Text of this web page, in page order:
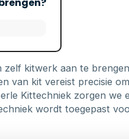
zelf kitwerk aan te
van kit vereist precisie
Kittechniek zorgen
wordt toegepast